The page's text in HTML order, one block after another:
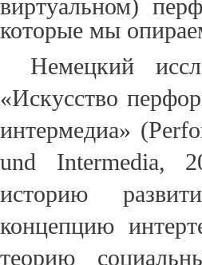
виртуальном)
которые мы
Немецкий
«Искусство
интермедиа» (
und Intermedia,
историю
концепцию интер
теорию